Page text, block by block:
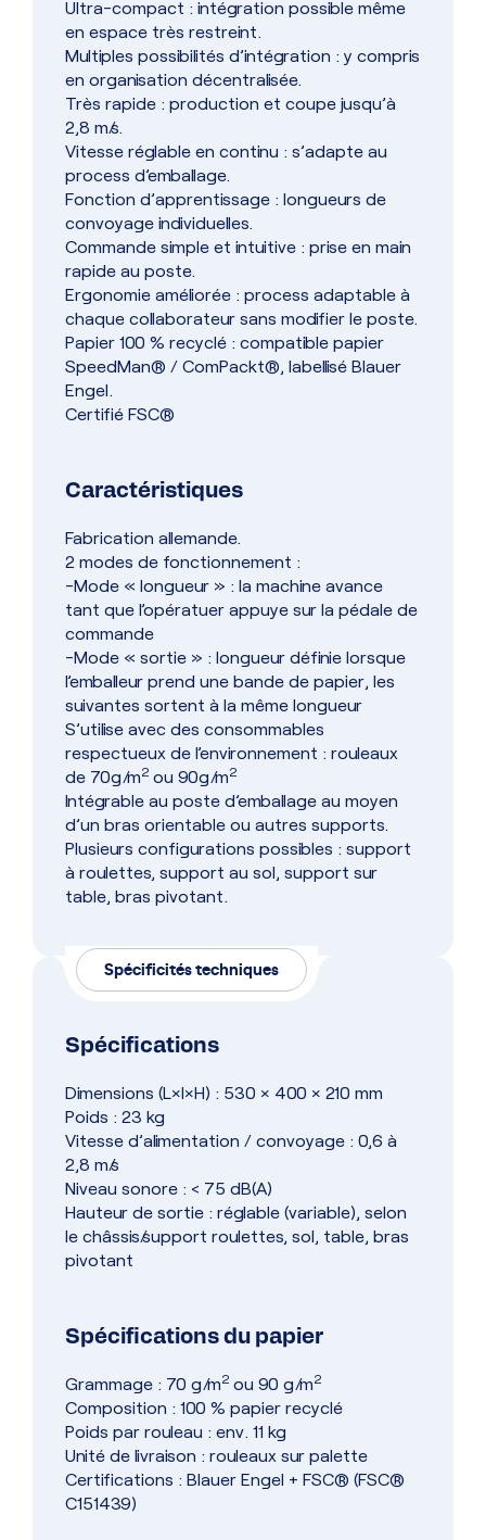
Ultra-compact : intégration possible même
en espace très restreint.
Multiples possibilités d’intégration : y compris
en organisation décentralisée.
Très rapide : production et coupe jusqu’à
2,8 m/s.
Vitesse réglable en continu : s’adapte au
process d’emballage.
Fonction d’apprentissage : longueurs de
convoyage individuelles.
Commande simple et intuitive : prise en main
rapide au poste.
Ergonomie améliorée : process adaptable à
chaque collaborateur sans modifier le poste.
Papier 100 % recyclé : compatible papier
SpeedMan® / ComPackt®, labellisé Blauer
Engel.
Certifié FSC®
Caractéristiques
Fabrication allemande.
2 modes de fonctionnement :
-Mode « longueur » : la machine avance
tant que l’opératuer appuye sur la pédale de
commande
-Mode « sortie » : longueur définie lorsque
l’emballeur prend une bande de papier, les
suivantes sortent à la même longueur
S’utilise avec des consommables
respectueux de l’environnement : rouleaux
de 70g/m2 ou 90g/m2
Intégrable au poste d’emballage au moyen
d’un bras orientable ou autres supports.
Plusieurs configurations possibles : support
à roulettes, support au sol, support sur
table, bras pivotant.
Spécificités techniques
Spécifications
Dimensions (L×l×H) : 530 × 400 × 210 mm
Poids : 23 kg
Vitesse d’alimentation / convoyage : 0,6 à
2,8 m/s
Niveau sonore : < 75 dB(A)
Hauteur de sortie : réglable (variable), selon
le châssis/support roulettes, sol, table, bras
pivotant
Spécifications du papier
Grammage : 70 g/m2 ou 90 g/m2
Composition : 100 % papier recyclé
Poids par rouleau : env. 11 kg
Unité de livraison : rouleaux sur palette
Certifications : Blauer Engel + FSC® (FSC®
C151439)